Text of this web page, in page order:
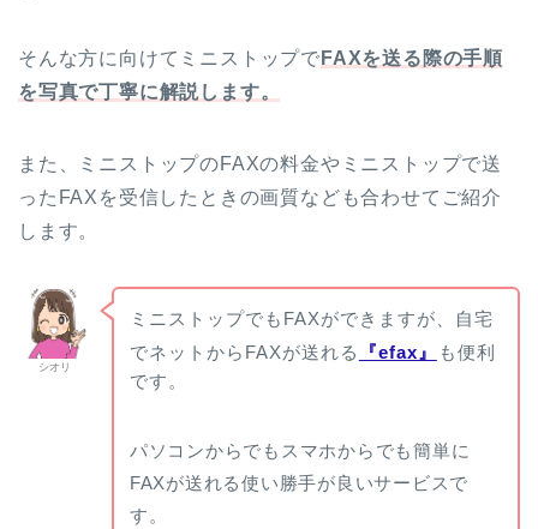
そんな方に向けてミニストップで FAXを送る際の手順
を写真で丁寧に解説します。
また、ミニストップのFAXの料金やミニストップで送
ったFAXを受信したときの画質なども合わせてご紹介
します。
シオリ
ミニストップでもFAXができますが、自宅
でネットからFAXが送れる
『efax』
も便利
です。
パソコンからでもスマホからでも簡単に
FAXが送れる使い勝手が良いサービスで
す。